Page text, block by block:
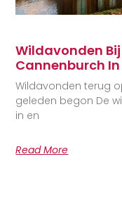
Wildavonden
Cannenburch
Wildavonden terug
geleden begon De
in en
Read More